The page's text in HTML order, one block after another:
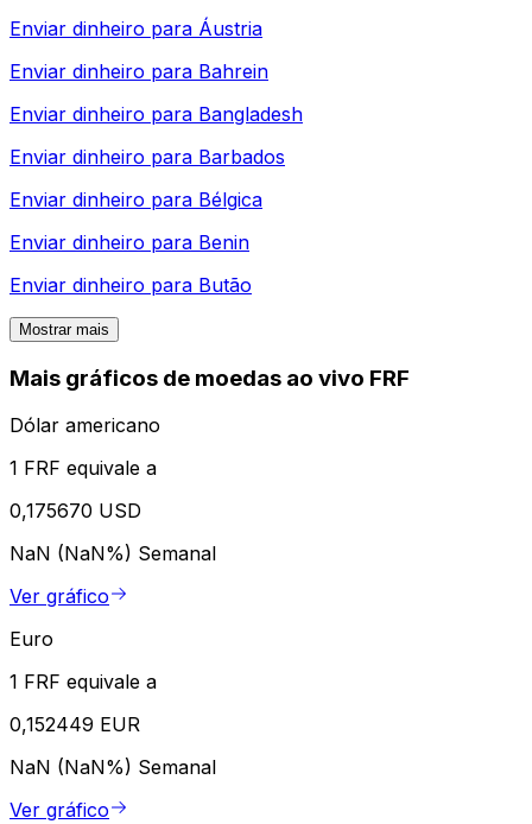
Enviar dinheiro para Áustria
Enviar dinheiro para Bahrein
Enviar dinheiro para Bangladesh
Enviar dinheiro para Barbados
Enviar dinheiro para Bélgica
Enviar dinheiro para Benin
Enviar dinheiro para Butão
Mostrar mais
Mais gráficos de moedas ao vivo FRF
Dólar americano
1 FRF equivale a
0,175670 USD
NaN (NaN%) Semanal
Ver gráfico
Euro
1 FRF equivale a
0,152449 EUR
NaN (NaN%) Semanal
Ver gráfico